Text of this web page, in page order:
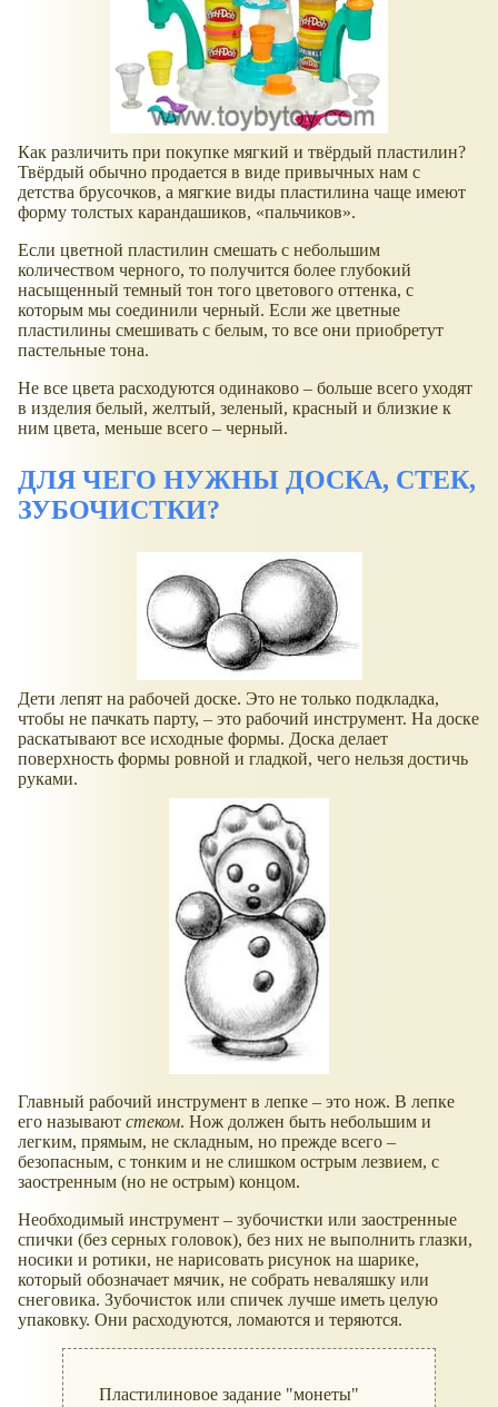
Как различить при покупке мягкий и твёрдый пластилин?
Твёрдый обычно продается в виде привычных нам с
детства брусочков, а мягкие виды пластилина чаще имеют
форму толстых карандашиков, «пальчиков».
Если цветной пластилин смешать с небольшим
количеством черного, то получится более глубокий
насыщенный темный тон того цветового оттенка, с
которым мы соединили черный. Если же цветные
пластилины смешивать с белым, то все они приобретут
пастельные тона.
Не все цвета расходуются одинаково – больше всего уходят
в изделия белый, желтый, зеленый, красный и близкие к
ним цвета, меньше всего – черный.
ДЛЯ ЧЕГО НУЖНЫ ДОСКА, СТЕК,
ЗУБОЧИСТКИ?
Дети лепят на рабочей доске. Это не только подкладка,
чтобы не пачкать парту, – это рабочий инструмент. На доске
раскатывают все исходные формы. Доска делает
поверхность формы ровной и гладкой, чего нельзя достичь
руками.
Главный рабочий инструмент в лепке – это нож. В лепке
его называют стеком. Нож должен быть небольшим и
легким, прямым, не складным, но прежде всего –
безопасным, с тонким и не слишком острым лезвием, с
заостренным (но не острым) концом.
Необходимый инструмент – зубочистки или заостренные
спички (без серных головок), без них не выполнить глазки,
носики и ротики, не нарисовать рисунок на шарике,
который обозначает мячик, не собрать неваляшку или
снеговика. Зубочисток или спичек лучше иметь целую
упаковку. Они расходуются, ломаются и теряются.
Пластилиновое задание "монеты"